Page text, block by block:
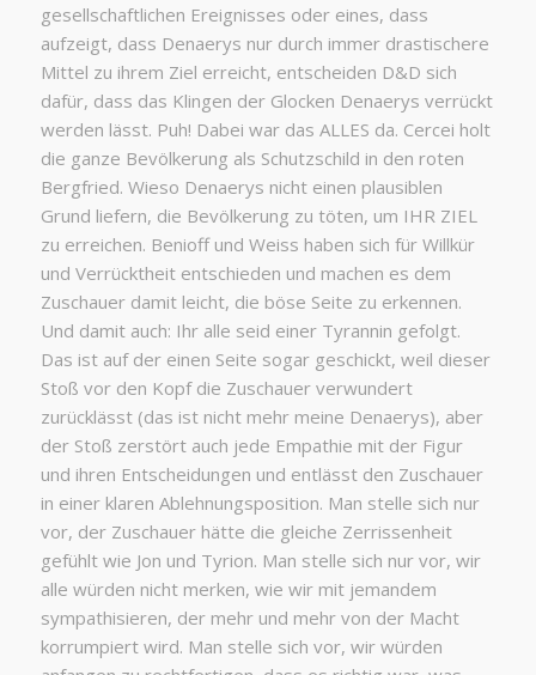
gesellschaftlichen Ereignisses oder eines, dass
aufzeigt, dass Denaerys nur durch immer drastischere
Mittel zu ihrem Ziel erreicht, entscheiden D&D sich
dafür, dass das Klingen der Glocken Denaerys verrückt
werden lässt. Puh! Dabei war das ALLES da. Cercei holt
die ganze Bevölkerung als Schutzschild in den roten
Bergfried. Wieso Denaerys nicht einen plausiblen
Grund liefern, die Bevölkerung zu töten, um IHR ZIEL
zu erreichen. Benioff und Weiss haben sich für Willkür
und Verrücktheit entschieden und machen es dem
Zuschauer damit leicht, die böse Seite zu erkennen.
Und damit auch: Ihr alle seid einer Tyrannin gefolgt.
Das ist auf der einen Seite sogar geschickt, weil dieser
Stoß vor den Kopf die Zuschauer verwundert
zurücklässt (das ist nicht mehr meine Denaerys), aber
der Stoß zerstört auch jede Empathie mit der Figur
und ihren Entscheidungen und entlässt den Zuschauer
in einer klaren Ablehnungsposition. Man stelle sich nur
vor, der Zuschauer hätte die gleiche Zerrissenheit
gefühlt wie Jon und Tyrion. Man stelle sich nur vor, wir
alle würden nicht merken, wie wir mit jemandem
sympathisieren, der mehr und mehr von der Macht
korrumpiert wird. Man stelle sich vor, wir würden